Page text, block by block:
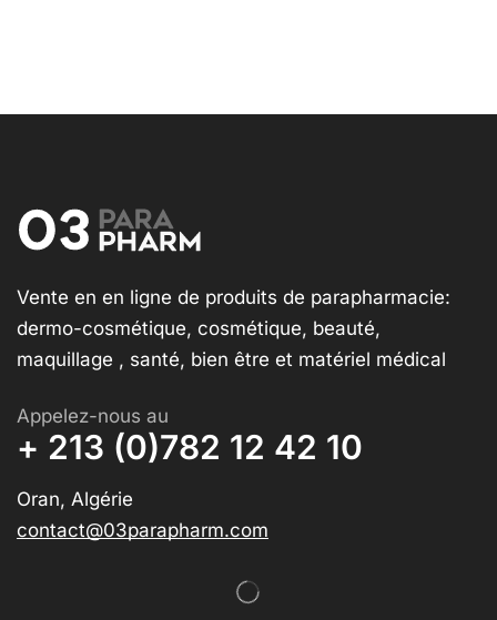
Vente en en ligne de produits de parapharmacie:
dermo-cosmétique, cosmétique, beauté,
maquillage , santé, bien être et matériel médical
Appelez-nous au
+ 213 (0)782 12 42 10
Oran, Algérie
contact@03parapharm.com